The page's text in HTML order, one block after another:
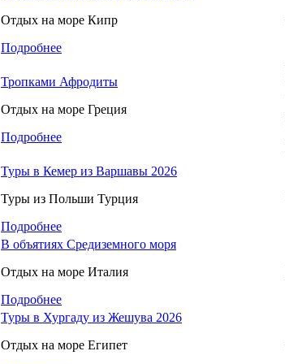
Отдых на море Кипр
Подробнее
Тропками Афродиты
Отдых на море Греция
Подробнее
Туры в Кемер из Варшавы 2026
Туры из Польши Турция
Подробнее
В объятиях Средиземного моря
Отдых на море Италия
Подробнее
Туры в Хургаду из Жешува 2026
Отдых на море Египет